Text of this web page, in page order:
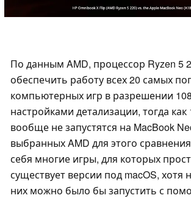
По данным AMD, процессор Ryzen 5
обеспечить работу всех 20 самых
компьютерных игр в разрешении
настройками детализации, тогда как
вообще не запустятся на MacBook
выбранных AMD для этого
себя многие игры, для которых
существует версии под macOS, хотя
них можно было бы запустить с